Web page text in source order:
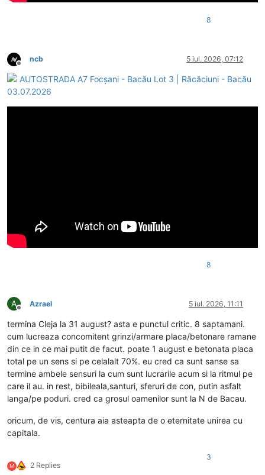
8
Deconectat
ncb 5 iul. 2026, 07:12
AUTOSTRADA A7 Focșani - Bacău Lot 3 | Răcăciuni - Bacău
03.07.2026
8
A
Deconectat
Azrael 5 iul. 2026, 11:11
termina Cleja la 31 august? asta e punctul critic. 8 saptamani.
cum lucreaza concomitent grinzi/armare placa/betonare ramane
din ce in ce mai putit de facut. poate 1 august e betonata placa
total pe un sens si pe celalalt 70%. eu cred ca sunt sanse sa
termine ambele sensuri la cum sunt lucrarile acum si la ritmul pe
care il au. in rest, bibileala,santuri, sferuri de con, putin asfalt
langa/pe poduri. cred ca grosul oamenilor sunt la N de Bacau.
oricum, de vis, centura aia asteapta de o eternitate unirea cu
capitala.
M 2 Replies
3